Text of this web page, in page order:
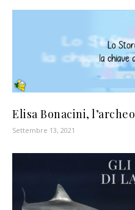
Elisa Bonacini,
Settembre 13, 2021